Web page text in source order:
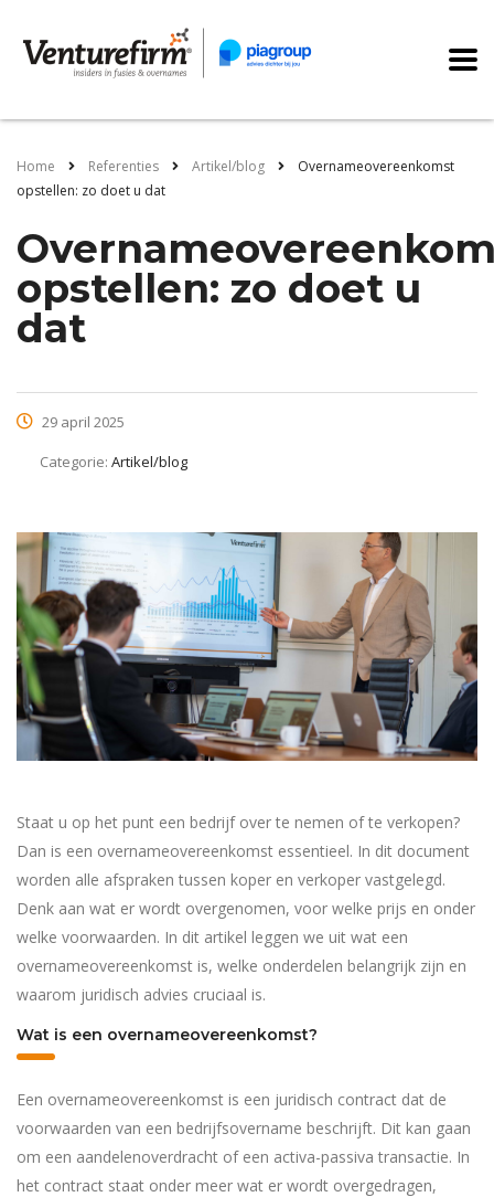
Home Referenties Artikel/blog
Overnameovereenkomst
opstellen: zo doet u dat
opstellen: zo doet u
dat
29 april 2025
Categorie: Artikel/blog
Staat u op het punt een bedrijf over te nemen of te verkopen?
Dan is een overnameovereenkomst essentieel. In dit document
worden alle afspraken tussen koper en verkoper vastgelegd.
Denk aan wat er wordt overgenomen, voor welke prijs en onder
welke voorwaarden. In dit artikel leggen we uit wat een
overnameovereenkomst is, welke onderdelen belangrijk zijn en
waarom juridisch advies cruciaal is.
Wat is een overnameovereenkomst?
Een overnameovereenkomst is een juridisch contract dat de
voorwaarden van een bedrijfsovername beschrijft. Dit kan gaan
om een aandelenoverdracht of een activa-passiva transactie. In
het contract staat onder meer wat er wordt overgedragen,